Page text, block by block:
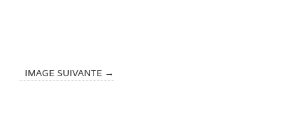
IMAGE SUIVANTE →